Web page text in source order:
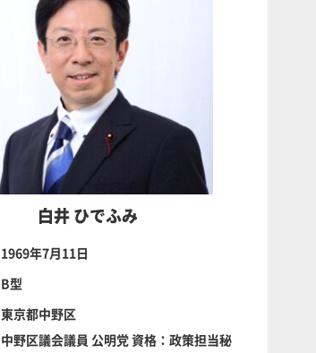
白井 ひでふみ
1969年7月11日
B型
東京都中野区
中野区議会議員 公明党 資格：政策担当秘